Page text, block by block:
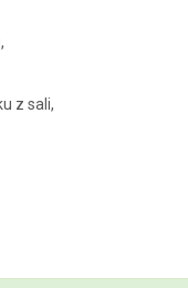
z sali,